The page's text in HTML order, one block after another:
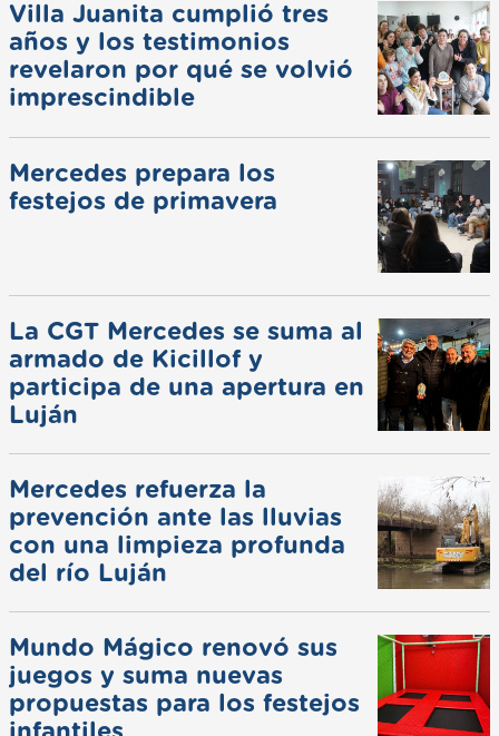
Villa Juanita cumplió tres
años y los testimonios
revelaron por qué se volvió
imprescindible
Mercedes prepara los
festejos de primavera
La CGT Mercedes se suma al
armado de Kicillof y
participa de una apertura en
Luján
Mercedes refuerza la
prevención ante las lluvias
con una limpieza profunda
del río Luján
Mundo Mágico renovó sus
juegos y suma nuevas
propuestas para los festejos